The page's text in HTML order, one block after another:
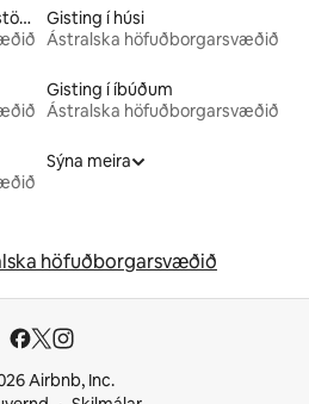
Gisting með aðgengi að stöðuvatni
Gisting í húsi
Ástralska höfuðborgarsvæðið
Gisting í íbúðum
Ástralska höfuðborgarsvæðið
Sýna meira
höfuðborgarsvæðið
Airbnb, Inc.